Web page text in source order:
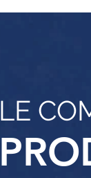
LE